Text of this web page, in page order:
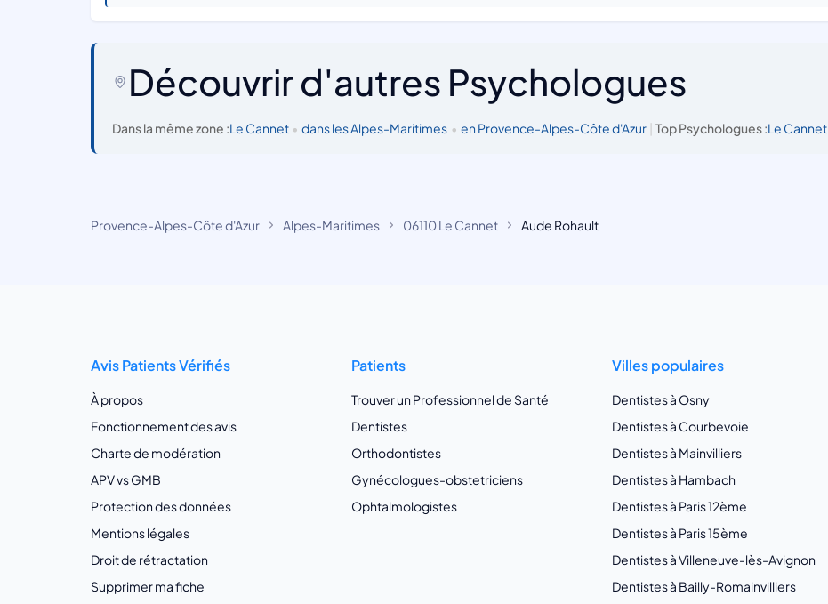
Découvrir d'autres Psychologues
Dans la même zone :Le Cannet • dans les Alpes-Maritimes • en Provence-Alpes-Côte d'Azur | Top Psychologues :Le Cannet
Provence-Alpes-Côte d'Azur Alpes-Maritimes 06110 Le Cannet Aude Rohault
Avis Patients Vérifiés
À propos
Fonctionnement des avis
Charte de modération
APV vs GMB
Protection des données
Mentions légales
Droit de rétractation
Supprimer ma fiche
Patients
Trouver un Professionnel de Santé
Dentistes
Orthodontistes
Gynécologues-obstetriciens
Ophtalmologistes
Villes populaires
Dentistes à Osny
Dentistes à Courbevoie
Dentistes à Mainvilliers
Dentistes à Hambach
Dentistes à Paris 12ème
Dentistes à Paris 15ème
Dentistes à Villeneuve-lès-Avignon
Dentistes à Bailly-Romainvilliers